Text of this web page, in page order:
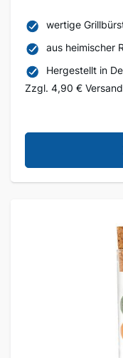
wertige
aus heimischer
Hergestellt in
Zzgl. 4,90 €